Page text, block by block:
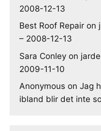
2008-12-13
Best Roof Repair on
– 2008-12-13
Sara Conley on
2009-11-10
Anonymous on Jag
ibland blir det inte